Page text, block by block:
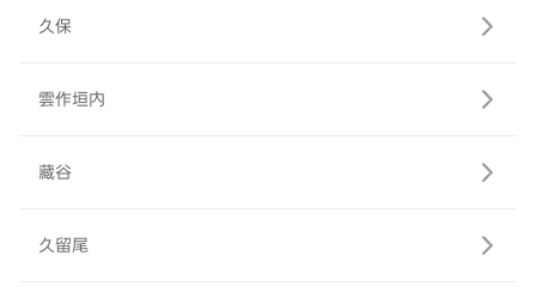
久保
雲作垣内
藏谷
久留尾